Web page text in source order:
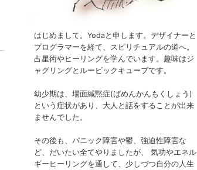
はじめまして。Yodaと申します。デザイナーと
プログラマーを経て、スピリチュアルの道へ。
占星術やヒーリングを学んでいます。趣味はジ
ャグリングとルービックキューブです。
幼少期は、場面緘黙症(ばめんかんもくしょう)
という症状があり、大人と話をすることが出来
ませんでした。
その後も、パニック障害や鬱、強迫性障害な
ど、だいたい全てやりましたが、 気功やエネル
ギーヒーリングを通して、少しづつ自分の人生